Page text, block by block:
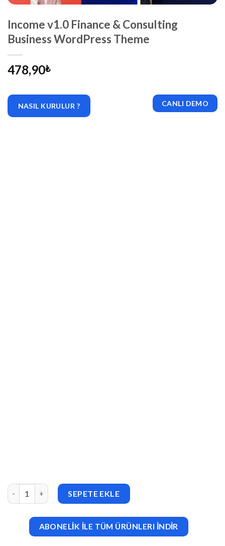
Income v1.0 Finance & Consulting
Business WordPress Theme
478,90₺
NASIL KURULUR ? CANLI DEMO
Income v1.0 Finance & Consulting Business WordPress Theme
SEPETE EKLE
ABONELİK İLE TÜM ÜRÜNLERI İNDİR